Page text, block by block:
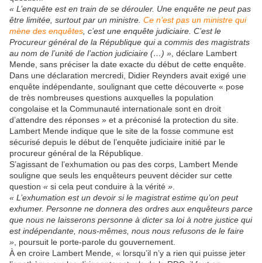
« L’enquête est en train de se dérouler. Une enquête ne peut pas
être limitée, surtout par un ministre. Ce n’est pas un ministre qui
mène des enquêtes , c’est une enquête judiciaire. C’est le
Procureur général de la République qui a commis des magistrats
au nom de l’unité de l’action judiciaire (…) » , déclare Lambert
Mende, sans préciser la date exacte du début de cette enquête.
Dans une déclaration mercredi, Didier Reynders avait exigé une
enquête indépendante, soulignant que cette découverte « pose
de très nombreuses questions auxquelles la population
congolaise et la Communauté internationale sont en droit
d’attendre des réponses » et a préconisé la protection du site.
Lambert Mende indique que le site de la fosse commune est
sécurisé depuis le début de l’enquête judiciaire initié par le
procureur général de la République.
S’agissant de l’exhumation ou pas des corps, Lambert Mende
souligne que seuls les enquêteurs peuvent décider sur cette
question « si cela peut conduire à la vérité »
« L’exhumation est un devoir si le magistrat estime qu’on peut
exhumer. Personne ne donnera des ordres aux enquêteurs parce
que nous ne laisserons personne à dicter sa loi à notre justice qui
est indépendante, nous-mêmes, nous nous refusons de le faire
» , poursuit le porte-parole du gouvernement.
À en croire Lambert Mende, « lorsqu’il n’y a rien qui puisse jeter